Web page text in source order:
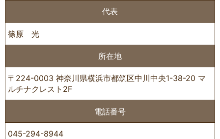
代表
篠原 光
所在地
〒224-0003 神奈川県横浜市都筑区中川中央1-38-20 マ
ルチナクレスト2F
電話番号
045-294-8944